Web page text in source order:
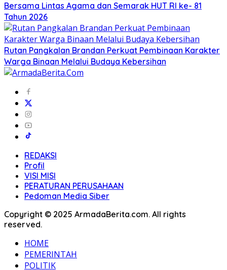
Bersama Lintas Agama dan Semarak HUT RI ke- 81
Tahun 2026
Rutan Pangkalan Brandan Perkuat Pembinaan Karakter
Warga Binaan Melalui Budaya Kebersihan
REDAKSI
Profil
VISI MISI
PERATURAN PERUSAHAAN
Pedoman Media Siber
Copyright © 2025 ArmadaBerita.com. All rights
reserved.
HOME
PEMERINTAH
POLITIK